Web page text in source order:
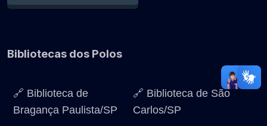
Bibliotecas dos Polos
🔗 Biblioteca de
Bragança Paulista/SP
🔗 Biblioteca de São
Carlos/SP